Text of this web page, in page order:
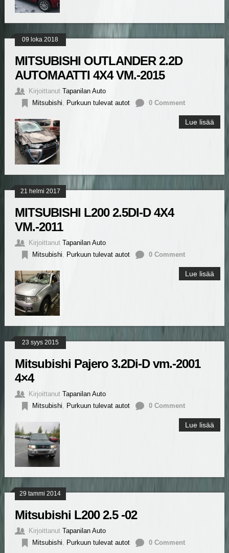
09 loka 2018
MITSUBISHI OUTLANDER 2.2D
AUTOMAATTI 4X4 VM.-2015
Kirjoittanut Tapanilan Auto
Mitsubishi, Purkuun tulevat autot 0 Comment
Lue lisää
21 helmi 2017
MITSUBISHI L200 2.5DI-D 4X4
VM.-2011
Kirjoittanut Tapanilan Auto
Mitsubishi
Purkuun tulevat autot 0 Comment
Lue lisää
23 syys 2015
Mitsubishi Pajero 3.2Di-D vm.-2001
4×4
Kirjoittanut Tapanilan Auto
Mitsubishi
Purkuun tulevat autot 0 Comment
Lue lisää
29 tammi 2014
Mitsubishi L200 2.5 -02
Kirjoittanut Tapanilan Auto
Mitsubishi, Purkuun tulevat autot 0 Comment